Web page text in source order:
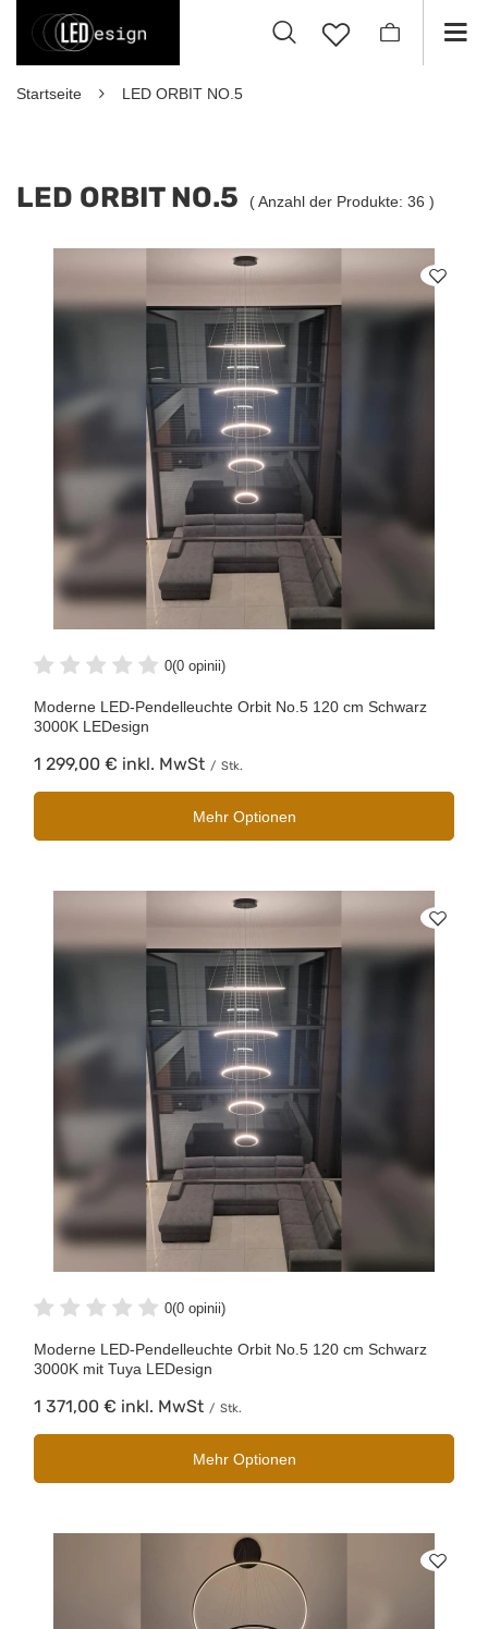
Startseite LED ORBIT NO.5
LED ORBIT NO.5 ( Anzahl der Produkte: 36 )
0(0 opinii)
Moderne LED-Pendelleuchte Orbit No.5 120 cm Schwarz
3000K LEDesign
1 299,00 € inkl. MwSt / Stk.
Mehr Optionen
0(0 opinii)
Moderne LED-Pendelleuchte Orbit No.5 120 cm Schwarz
3000K mit Tuya LEDesign
1 371,00 € inkl. MwSt / Stk.
Mehr Optionen